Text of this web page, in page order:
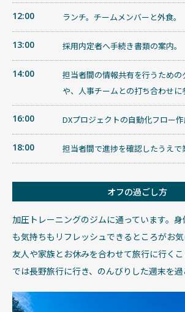
12:00 ランチ。チームメンバーと外食。
13:00 採用内定者へ手続き書類の案内。
14:00
担当者間の情報共有を行うための
や、人事チームとの打ち合わせに
16:00 DXプロジェクトの自動化フロー作
18:00 担当者間で進捗を確認したうえで
オフの過ごし方
加圧トレーニングのジムに通っています。
も気持ちもリフレッシュできるところがお気
友人や家族とお休みを合わせて旅行に行く
では長野旅行に行き、のんびりした週末を過